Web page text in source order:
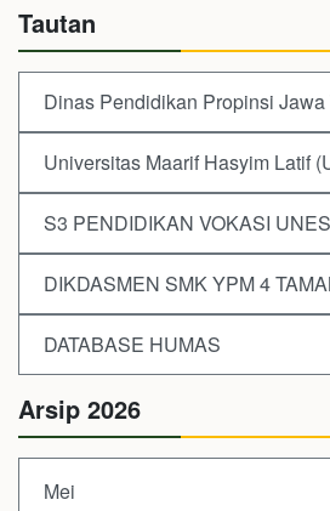
Tautan
Dinas Pendidikan Propinsi
Universitas Maarif Hasyim Latif
S3 PENDIDIKAN VOKASI
DIKDASMEN SMK YPM 4
DATABASE HUMAS
Arsip 2026
Mei